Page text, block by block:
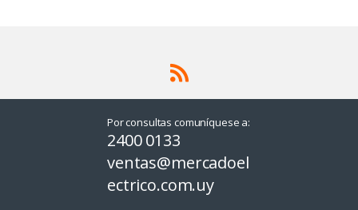
Por consultas comuníquese a:
2400 0133
ventas@mercadoel
ectrico.com.uy